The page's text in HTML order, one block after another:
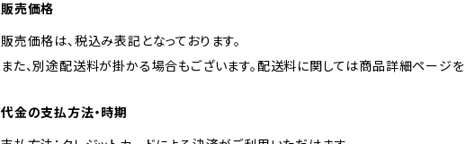
販売価格
販売価格は、税込み表記となっております。
また、別途配送料が掛かる場合もございます。配送料に関しては商品詳細ページを
代金の支払方法・時期